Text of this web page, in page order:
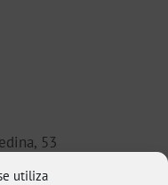
utiliza
53